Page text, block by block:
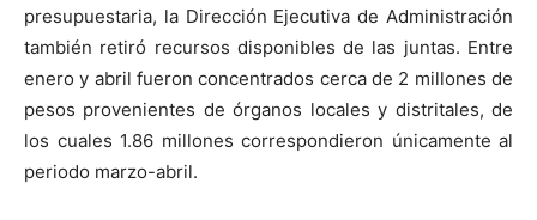
presupuestaria, la Dirección Ejecutiva de Administración
también retiró recursos disponibles de las juntas. Entre
enero y abril fueron concentrados cerca de 2 millones de
pesos provenientes de órganos locales y distritales, de
los cuales 1.86 millones correspondieron únicamente al
periodo marzo-abril.